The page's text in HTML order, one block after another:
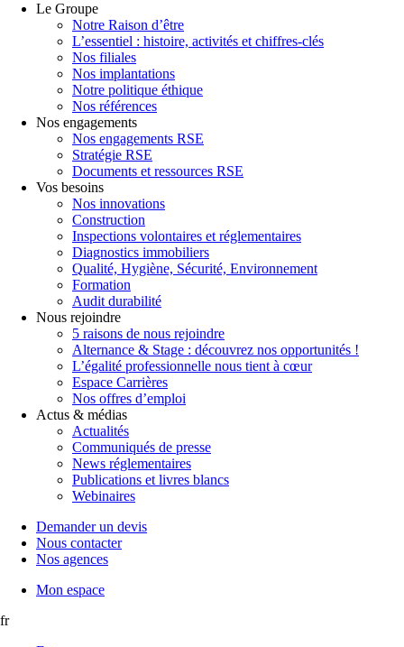
Le Groupe
Notre Raison d’être
L’essentiel : histoire, activités et chiffres-clés
Nos filiales
Nos implantations
Notre politique éthique
Nos références
Nos engagements
Nos engagements RSE
Stratégie RSE
Documents et ressources RSE
Vos besoins
Nos innovations
Construction
Inspections volontaires et réglementaires
Diagnostics immobiliers
Qualité, Hygiène, Sécurité, Environnement
Formation
Audit durabilité
Nous rejoindre
5 raisons de nous rejoindre
Alternance & Stage : découvrez nos opportunités !
L’égalité professionnelle nous tient à cœur
Espace Carrières
Nos offres d’emploi
Actus & médias
Actualités
Communiqués de presse
News réglementaires
Publications et livres blancs
Webinaires
Demander un devis
Nous contacter
Nos agences
Mon espace
fr